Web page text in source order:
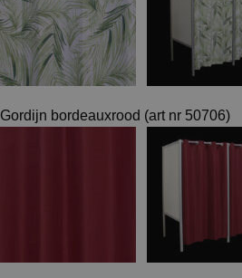
Gordijn bordeauxrood (art nr 50706)